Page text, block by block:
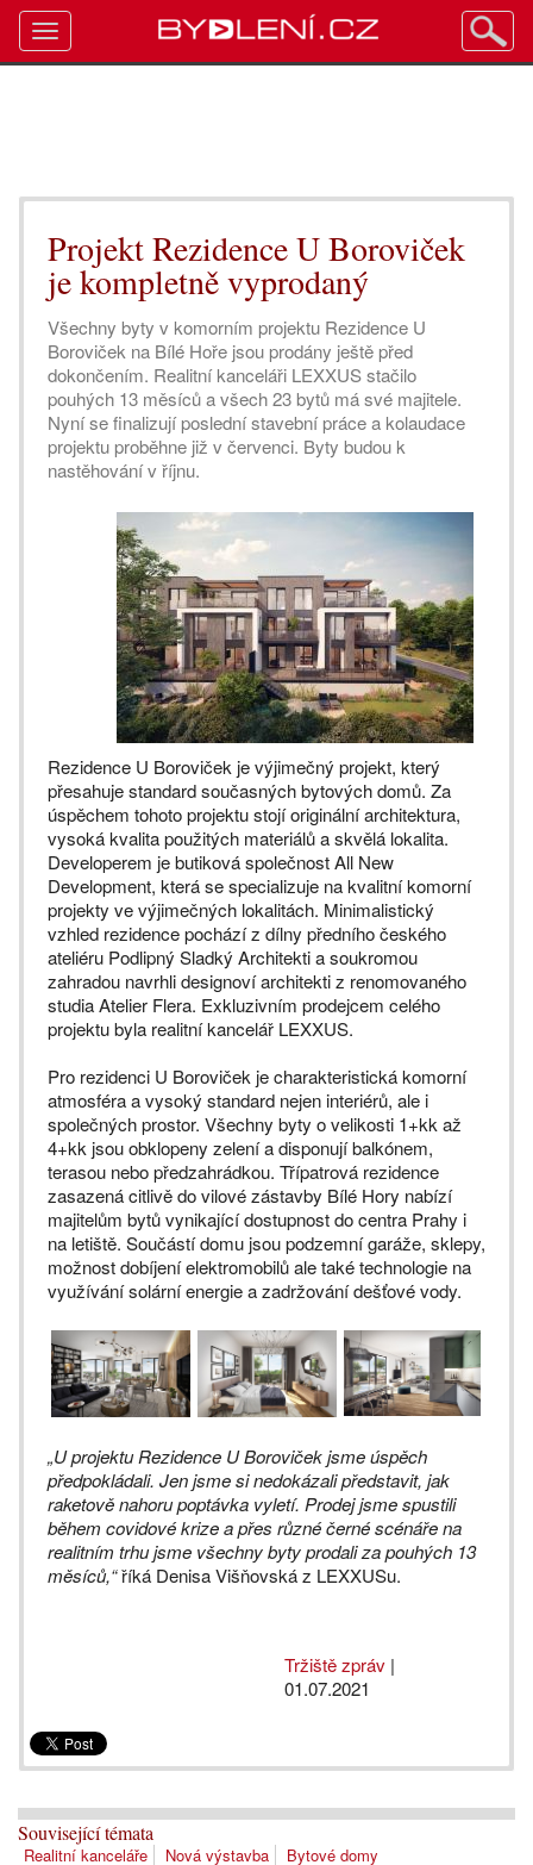
Projekt Rezidence U Boroviček
je kompletně vyprodaný
Všechny byty v komorním projektu Rezidence U
Boroviček na Bílé Hoře jsou prodány ještě před
dokončením. Realitní kanceláři LEXXUS stačilo
pouhých 13 měsíců a všech 23 bytů má své majitele.
Nyní se finalizují poslední stavební práce a kolaudace
projektu proběhne již v červenci. Byty budou k
nastěhování v říjnu.
Rezidence U Boroviček je výjimečný projekt, který
přesahuje standard současných bytových domů. Za
úspěchem tohoto projektu stojí originální architektura,
vysoká kvalita použitých materiálů a skvělá lokalita.
Developerem je butiková společnost All New
Development, která se specializuje na kvalitní komorní
projekty ve výjimečných lokalitách. Minimalistický
vzhled rezidence pochází z dílny předního českého
ateliéru Podlipný Sladký Architekti a soukromou
zahradou navrhli designoví architekti z renomovaného
studia Atelier Flera. Exkluzivním prodejcem celého
projektu byla realitní kancelář LEXXUS.
Pro rezidenci U Boroviček je charakteristická komorní
atmosféra a vysoký standard nejen interiérů, ale i
společných prostor. Všechny byty o velikosti 1+kk až
4+kk jsou obklopeny zelení a disponují balkónem,
terasou nebo předzahrádkou. Třípatrová rezidence
zasazená citlivě do vilové zástavby Bílé Hory nabízí
majitelům bytů vynikající dostupnost do centra Prahy i
na letiště. Součástí domu jsou podzemní garáže, sklepy,
možnost dobíjení elektromobilů ale také technologie na
využívání solární energie a zadržování dešťové vody.
„U projektu Rezidence U Boroviček jsme úspěch
předpokládali. Jen jsme si nedokázali představit, jak
raketově nahoru poptávka vyletí. Prodej jsme spustili
během covidové krize a přes různé černé scénáře na
realitním trhu jsme všechny byty prodali za pouhých 13
měsíců,“říká Denisa Višňovská z LEXXUSu.
Tržiště zpráv |
01.07.2021
Související témata
Realitní kanceláře Nová výstavba Bytové domy
Toggle
navigation